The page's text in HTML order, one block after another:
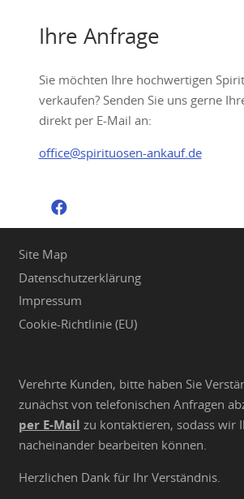
Ihre Anfrage
Sie möchten Ihre hochwertigen
verkaufen? Senden Sie uns gerne
direkt per E-Mail an:
office@spirituosen-ankauf.de
Site Map
Datenschutzerklärung
Impressum
Cookie-Richtlinie (EU)
Verehrte Kunden, bitte haben Sie
zunächst von telefonischen Anfragen
per E-Mail zu kontaktieren, sodass wir
nacheinander bearbeiten können.
Herzlichen Dank für Ihr Verständnis.